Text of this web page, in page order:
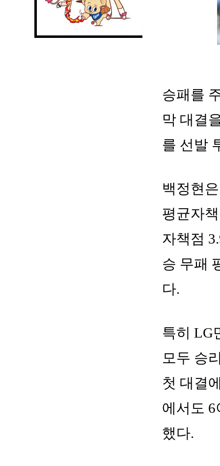
승패를
막 대결
를 선발
백정현
평균자
자책점
승 무패
다.
특히 LG
모두 승
첫 대결
에서도
했다.